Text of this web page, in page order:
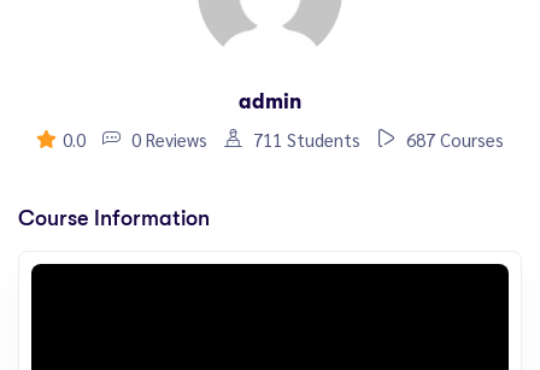
admin
0.0
0 Reviews 711 Students 687 Courses
Course Information